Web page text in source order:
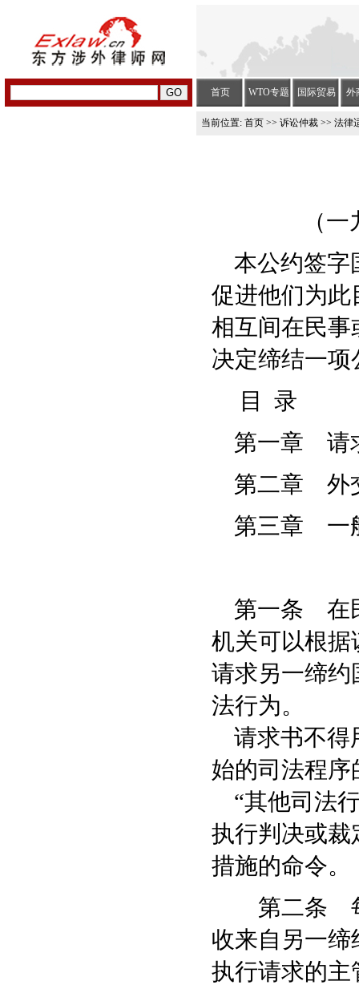
首页 WTO专题 国际贸易 外
当前位置: 首页 >> 诉讼仲裁 >> 法律
（
本公约签字
促进他们为此
相互间在民事
决定缔结一
目 录
第一章 请
第二章 外
第三章 一
第一条 在
机关可以根据
请求另一缔约
法行为。
请求书不得
始的司法程序
“其他司法
执行判决或裁
措施的命令。
第二条 每
收来自另一
执行请求的主